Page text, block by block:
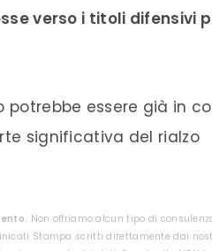
verso i titoli difensivi
essere già in
significativa del rialzo
Non offriamo alcun tipo di
Stampa scritti direttamente dai